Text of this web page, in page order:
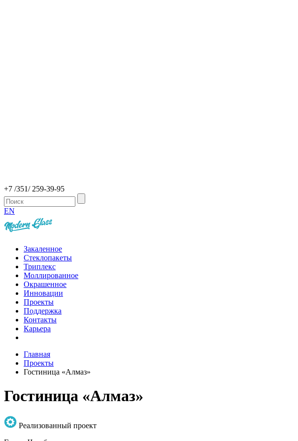
+7 /351/ 259-39-95
EN
Закаленное
Стеклопакеты
Триплекс
Моллированное
Окрашенное
Инновации
Проекты
Поддержка
Контакты
Карьера
Главная
Проекты
Гостиница «Алмаз»
Гостиница «Алмаз»
Реализованный проект